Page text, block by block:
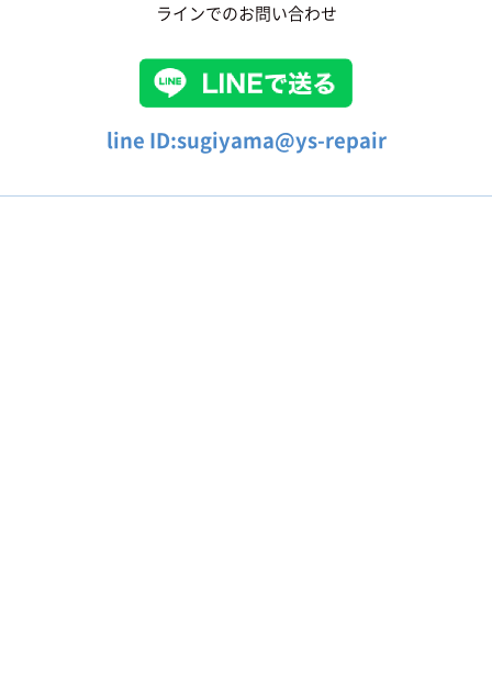
ラインでのお問い合わせ
line ID:sugiyama@ys-repair